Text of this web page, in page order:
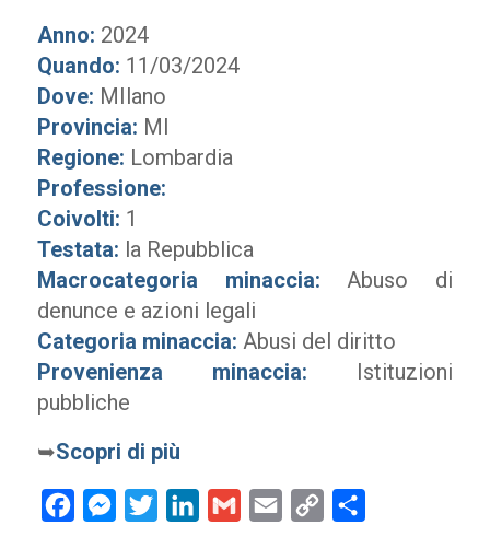
Anno: 2024
Quando: 11/03/2024
Dove: MIlano
Provincia: MI
Regione: Lombardia
Professione:
Coivolti: 1
Testata: la Repubblica
Macrocategoria minaccia: Abuso di
denunce e azioni legali
Categoria minaccia: Abusi del diritto
Provenienza minaccia: Istituzioni
pubbliche
➥Scopri di più
FacebookMessenger
Twitter LinkedInGmail Email
Copy